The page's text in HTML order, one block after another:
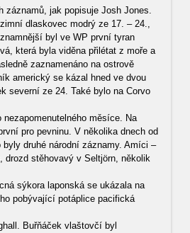
záznamů, jak popisuje Josh Jones.
dlaskovec modrý ze 17. – 24.,
byl ve WP první tyran
která byla viděna přilétat z moře a
zaznamenáno na ostrově
americký se kázal hned ve dvou
severní ze 24. Také bylo na Corvo
měsíce. Na
pro pevninu. V několika dnech od
druhé národní záznamy. Amíci –
drozd stěhovavý v Seltjörn, několik
sýkora laponská se ukázala na
pobývající potáplice pacifická
Buřňáček vlaštovčí byl